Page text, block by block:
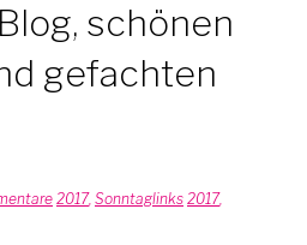
schönen
gefachten
2017, Sonntaglinks 2017,